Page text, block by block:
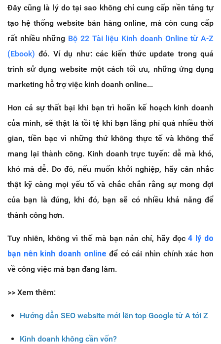
Đây cũng là lý do tại sao không chỉ cung cấp nền tảng tự
tạo hệ thống website bán hàng online, mà còn cung cấp
rất nhiều những Bộ 22 Tài liệu Kinh doanh Online từ A-Z
(Ebook) đó. Ví dụ như: các kiến thức update trong quá
trình sử dụng website một cách tối ưu, những ứng dụng
marketing hỗ trợ việc kinh doanh online...
Hơn cả sự thất bại khi bạn trì hoãn kế hoạch kinh doanh
của mình, sẽ thật là tồi tệ khi bạn lãng phí quá nhiều thời
gian, tiền bạc vì những thứ không thực tế và không thể
mang lại thành công. Kinh doanh trực tuyến: dễ mà khó,
khó mà dễ. Do đó, nếu muốn khởi nghiệp, hãy cân nhắc
thật kỹ càng mọi yếu tố và chắc chắn rằng sự mong đợi
của bạn là đúng, khi đó, bạn sẽ có nhiều khả năng để
thành công hơn.
Tuy nhiên, không vì thế mà bạn nản chí, hãy đọc 4 lý do
bạn nên kinh doanh online để có cái nhìn chính xác hơn
về công việc mà bạn đang làm.
>> Xem thêm:
Hướng dẫn SEO website mới lên top Google từ A tới Z
Kinh doanh không cần vốn?